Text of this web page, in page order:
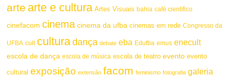
arte arte e cultura Artes Visuais bahia café científico
cinefacom cinema cinema da ufba cinemas em rede Congresso da
UFBA cult cultura dança debate eba Edufba emus enecult
escola de dança escola de música escola de teatro evento evento
cultural exposição extensão facom feminismo fotografia galeria